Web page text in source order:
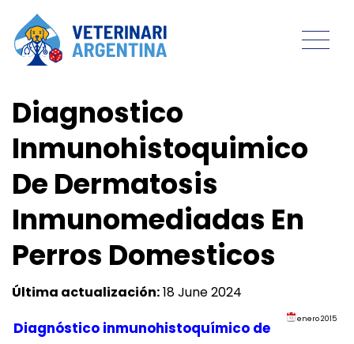
Diagnostico
Inmunohistoquimico
De Dermatosis
Inmunomediadas En
Perros Domesticos
Última actualización:18 June 2024
enero 2015
Diagnóstico inmunohistoquímico de